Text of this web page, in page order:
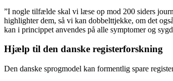
”I nogle tilfælde skal vi læse op mod 200 siders
highlighter dem, så vi kan dobbelttjekke, om det
kan i princippet anvendes på alle symptomer og
Hjælp til den danske registerforskning
Den danske sprogmodel kan formentlig spare